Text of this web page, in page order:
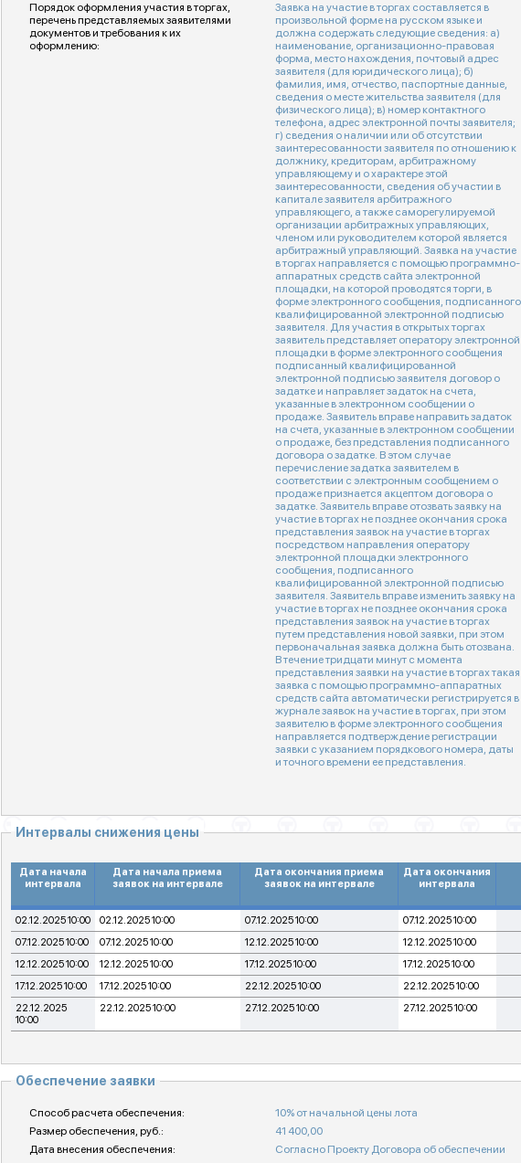
Порядок оформления участия в торгах,
перечень представляемых заявителями
документов и требования к их
оформлению:
Заявка на участие в торгах составляется в
произвольной форме на русском языке и
должна содержать следующие сведения: а)
наименование, организационно-правовая
форма, место нахождения, почтовый адрес
заявителя (для юридического лица); б)
фамилия, имя, отчество, паспортные данные,
сведения о месте жительства заявителя (для
физического лица); в) номер контактного
телефона, адрес электронной почты заявителя;
г) сведения о наличии или об отсутствии
заинтересованности заявителя по отношению к
должнику, кредиторам, арбитражному
управляющему и о характере этой
заинтересованности, сведения об участии в
капитале заявителя арбитражного
управляющего, а также саморегулируемой
организации арбитражных управляющих,
членом или руководителем которой является
арбитражный управляющий. Заявка на участие
в торгах направляется с помощью программно-
аппаратных средств сайта электронной
площадки, на которой проводятся торги, в
форме электронного сообщения, подписанного
квалифицированной электронной подписью
заявителя. Для участия в открытых торгах
заявитель представляет оператору электронной
площадки в форме электронного сообщения
подписанный квалифицированной
электронной подписью заявителя договор о
задатке и направляет задаток на счета,
указанные в электронном сообщении о
продаже. Заявитель вправе направить задаток
на счета, указанные в электронном сообщении
о продаже, без представления подписанного
договора о задатке. В этом случае
перечисление задатка заявителем в
соответствии с электронным сообщением о
продаже признается акцептом договора о
задатке. Заявитель вправе отозвать заявку на
участие в торгах не позднее окончания срока
представления заявок на участие в торгах
посредством направления оператору
электронной площадки электронного
сообщения, подписанного
квалифицированной электронной подписью
заявителя. Заявитель вправе изменить заявку на
участие в торгах не позднее окончания срока
представления заявок на участие в торгах
путем представления новой заявки, при этом
первоначальная заявка должна быть отозвана.
В течение тридцати минут с момента
представления заявки на участие в торгах такая
заявка с помощью программно-аппаратных
средств сайта автоматически регистрируется в
журнале заявок на участие в торгах, при этом
заявителю в форме электронного сообщения
направляется подтверждение регистрации
заявки с указанием порядкового номера, даты
и точного времени ее представления.
Интервалы снижения цены
Дата начала
интервала
Дата начала приема
заявок на интервале
Дата окончания приема
заявок на интервале
Дата окончания
интервала
02.12.2025 10:00 02.12.2025 10:00 07.12.2025 10:00 07.12.2025 10:00
07.12.2025 10:00
07.12.2025 10:00 12.12.2025 10:00 12.12.2025 10:00
12.12.2025 10:00
12.12.2025 10:00 17.12.2025 10:00 17.12.2025 10:00
17.12.2025 10:00
17.12.2025 10:00 22.12.2025 10:00 22.12.2025 10:00
22.12.2025
10:00
22.12.2025 10:00 27.12.2025 10:00 27.12.2025 10:00
Обеспечение заявки
Способ расчета обеспечения: 10% от начальной цены лота
Размер обеспечения, руб.:
41 400,00
Дата внесения обеспечения:
Согласно Проекту Договора об обеспечении